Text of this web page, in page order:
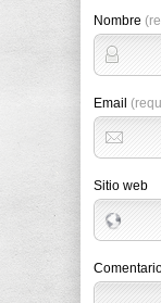
Nombre
Email
Sitio web